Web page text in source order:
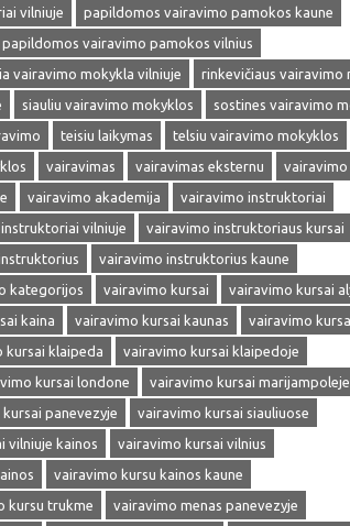
vilniuje
papildomos vairavimo pamokos kaune
papildomos vairavimo pamokos vilnius
vairavimo mokykla vilniuje
rinkevičiaus vairavimo
siauliu vairavimo mokyklos
sostines vairavimo
teisiu laikymas
telsiu vairavimo mokyklos
vairavimas vairavimas eksternu
vairavimo
vairavimo akademija
vairavimo instruktoriai
vilniuje
vairavimo instruktoriaus kursai
vairavimo instruktorius kaune
kategorijos vairavimo kursai
vairavimo kursai
kaina vairavimo kursai kaunas
vairavimo
kursai klaipeda
vairavimo kursai klaipedoje
kursai londone
vairavimo kursai marijampoleje
panevezyje
vairavimo kursai siauliuose
vilniuje kainos
vairavimo kursai vilnius
vairavimo kursu kainos kaune
kursu trukme
vairavimo menas panevezyje